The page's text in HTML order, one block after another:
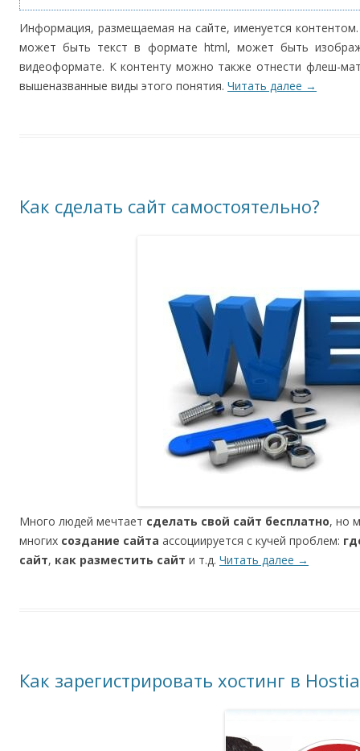
Информация, размещаемая на сайте, именуется
может быть текст в формате html, может быть
видеоформате. К контенту можно также отнести флеш-
вышеназванные виды этого понятия. Читать далее →
Как сделать сайт самостоятельно?
Много людей мечтает сделать свой сайт бесплатно, но
многих создание сайта ассоциируется с кучей проблем:
сайт, как разместить сайт и т.д. Читать далее →
Как зарегистрировать хостинг в